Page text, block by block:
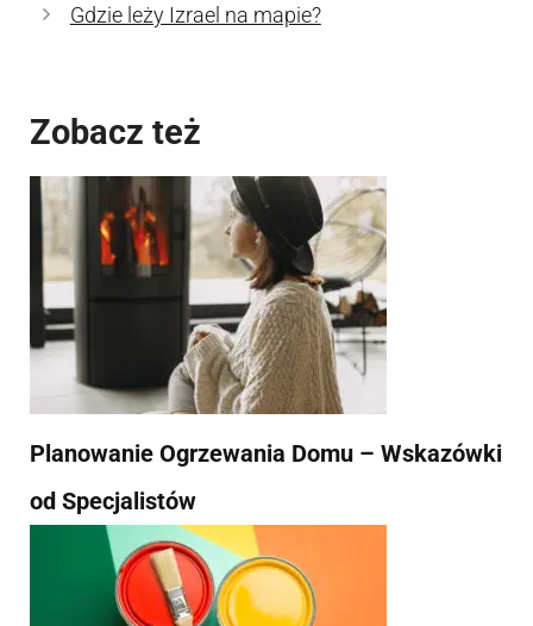
Gdzie leży Izrael na mapie?
Zobacz też
Planowanie Ogrzewania Domu – Wskazówki
od Specjalistów